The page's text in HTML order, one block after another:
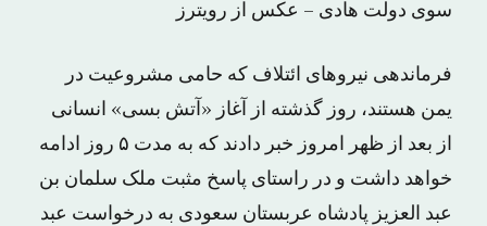
سوی دولت هادی – عکس از رویترز
فرماندهی نیروهای ائتلاف که حامی مشروعیت در
یمن هستند، روز گذشته از آغاز «آتش بسی» انسانی
از بعد از ظهر امروز خبر دادند که به مدت ۵ روز ادامه
خواهد داشت و در راستای پاسخ مثبت ملک سلمان بن
عبد العزیز پادشاه عربستان سعودی به درخواست عبد